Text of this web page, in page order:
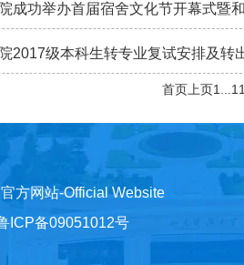
成功举办首届宿舍文化节开幕式暨
2017级本科生转专业复试安排及转
首页 上页1
方网站-Official Website
ICP备09051012号